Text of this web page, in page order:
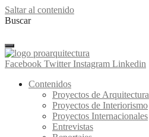
Saltar al contenido
Buscar
Facebook Twitter Instagram Linkedin
Contenidos
Proyectos de Arquitectura
Proyectos de Interiorismo
Proyectos Internacionales
Entrevistas